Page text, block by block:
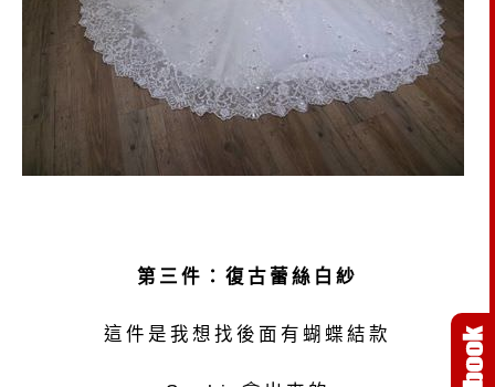
第三件：復古蕾絲白紗
這件是我想找後面有蝴蝶結款